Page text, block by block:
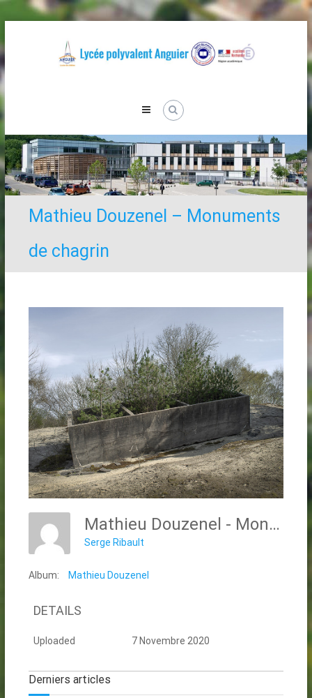
to
content
Mathieu Douzenel – Monuments
de chagrin
Mathieu Douzenel - Monuments De Chagrin
Serge Ribault
Album: Mathieu Douzenel
DETAILS
Uploaded 7 Novembre 2020
Derniers articles